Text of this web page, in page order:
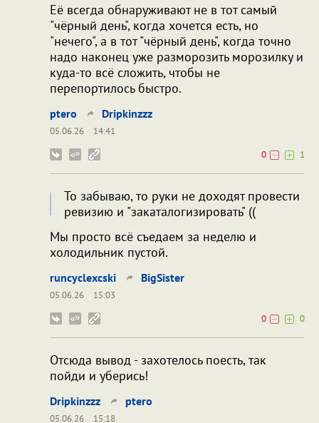
Её всегда обнаруживают не в тот самый
"чёрный день", когда хочется есть, но
"нечего", а в тот "чёрный день", когда точно
надо наконец уже разморозить морозилку и
куда-то всё сложить, чтобы не
перепортилось быстро.
ptero Dripkinzzz
05.06.26
14:41
0
1
То забываю, то руки не доходят провести
ревизию и "закаталогизировать" ((
Мы просто всё съедаем за неделю и
холодильник пустой.
runcyclexcski BigSister
05.06.26
15:03
0
0
Отсюда вывод - захотелось поесть, так
пойди и уберись!
Dripkinzzz ptero
05.06.26 15:18